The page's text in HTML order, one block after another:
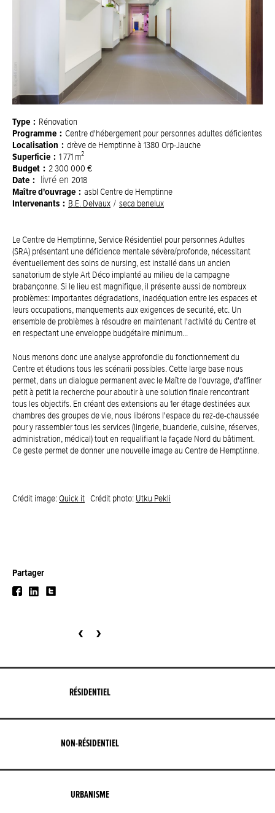
Type Rénovation
Programme Centre d'hébergement pour personnes adultes déficientes
Localisation drève de Hemptinne à 1380 Orp-Jauche
Superficie 1 771 m2
Budget 2 300 000 €
Date livré en 2018
Maître d'ouvrage asbl Centre de Hemptinne
Intervenants B.E. Delvaux seca benelux
Le Centre de Hemptinne, Service Résidentiel pour personnes Adultes
(SRA) présentant une déficience mentale sévère/profonde, nécessitant
éventuellement des soins de nursing, est installé dans un ancien
sanatorium de style Art Déco implanté au milieu de la campagne
brabançonne. Si le lieu est magnifique, il présente aussi de nombreux
problèmes: importantes dégradations, inadéquation entre les espaces et
leurs occupations, manquements aux exigences de securité, etc. Un
ensemble de problèmes à résoudre en maintenant l'activité du Centre et
en respectant une enveloppe budgétaire minimum...
Nous menons donc une analyse approfondie du fonctionnement du
Centre et étudions tous les scénarii possibles. Cette large base nous
permet, dans un dialogue permanent avec le Maître de l'ouvrage, d'affiner
petit à petit la recherche pour aboutir à une solution finale rencontrant
tous les objectifs. En créant des extensions au 1er étage destinées aux
chambres des groupes de vie, nous libérons l'espace du rez-de-chaussée
pour y rassembler tous les services (lingerie, buanderie, cuisine, réserves,
administration, médical) tout en requalifiant la façade Nord du bâtiment.
Ce geste permet de donner une nouvelle image au Centre de Hemptinne.
Crédit image:Quick it Crédit photo: Utku Pekli
Partager
‹ ›
RÉSIDENTIEL
NON-RÉSIDENTIEL
URBANISME